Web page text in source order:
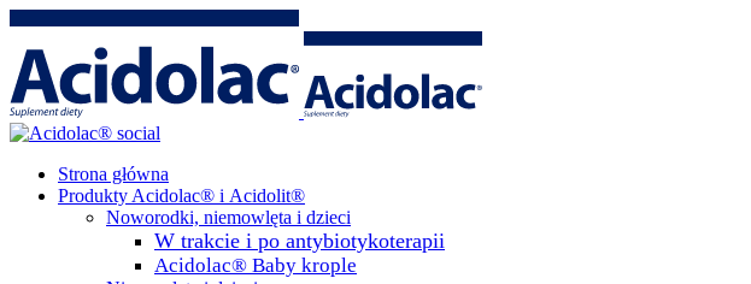
Strona główna
Produkty Acidolac® i Acidolit®
Noworodki, niemowlęta i dzieci
W trakcie i po antybiotykoterapii
Acidolac® Baby krople